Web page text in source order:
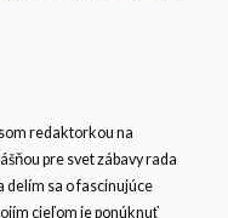
redaktorkou na
pre svet zábavy rada
delím sa o fascinujúce
cieľom je ponúknuť